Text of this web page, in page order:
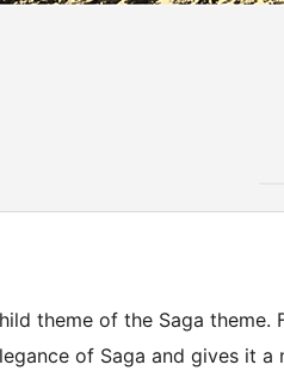
theme of the Saga
of Saga and gives it